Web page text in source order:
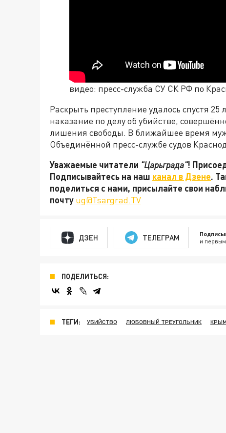
видео: пресс-служба СУ СК РФ по
Раскрыть преступление удалось спустя
наказание по делу об убийстве,
лишения свободы. В ближайшее время
Объединённой пресс-службе судов
Уважаемые читатели "Царьграда"!
Подписывайтесь на наш канал в Дзене.
поделиться с нами, присылайте свои
почту ug@Tsargrad.TV
ДЗЕН ТЕЛЕГРАМ и
ПОДЕЛИТЬСЯ:
ТЕГИ: УБИЙСТВО ЛЮБОВНЫЙ ТРЕУГОЛЬНИК